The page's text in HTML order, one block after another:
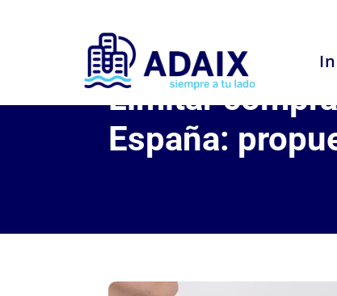
Limitar
España: